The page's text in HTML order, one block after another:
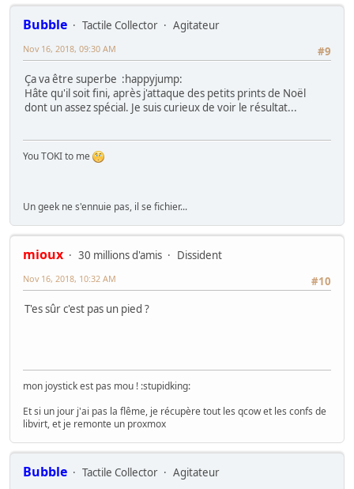
Bubble Tactile Collector
Agitateur
#9
Nov 16, 2018, 09:30 AM
Ça va être superbe :happyjump:
Hâte qu'il soit fini, après j'attaque des petits prints de Noël
dont un assez spécial. Je suis curieux de voir le résultat...
You TOKI to me
Un geek ne s'ennuie pas, il se fichier...
mioux 30 millions d'amis
Dissident
#10
Nov 16, 2018, 10:32 AM
T'es sûr c'est pas un pied ?
mon joystick est pas mou ! :stupidking:
Et si un jour j'ai pas la flême, je récupère tout les qcow et les confs de
libvirt, et je remonte un proxmox
Bubble Tactile Collector
Agitateur